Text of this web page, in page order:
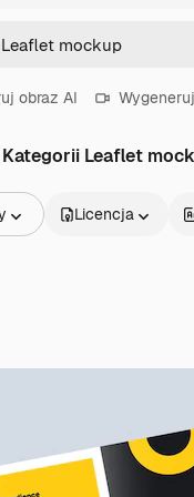
obraz AI
Leaflet
Licencja